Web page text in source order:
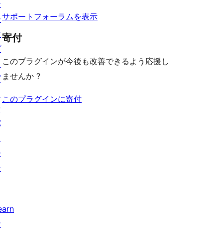
ー
サポートフォーラムを表示
寄付
このプラグインが今後も改善できるよう応援し
ませんか ?
このプラグインに寄付